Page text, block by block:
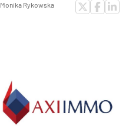
Monika Rykowska